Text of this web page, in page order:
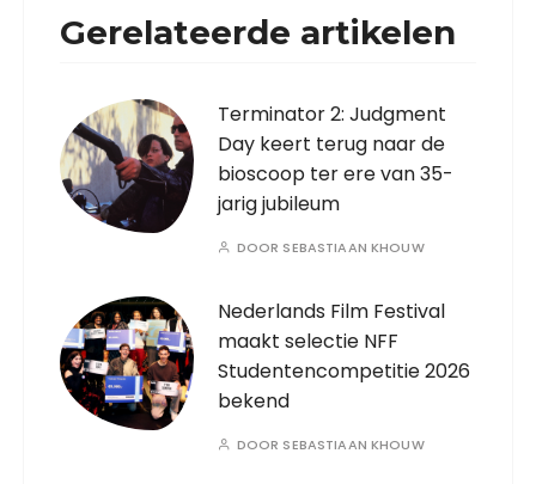
Gerelateerde artikelen
Terminator 2: Judgment
Day keert terug naar de
bioscoop ter ere van 35-
jarig jubileum
DOOR SEBASTIAAN KHOUW
Nederlands Film Festival
maakt selectie NFF
Studentencompetitie 2026
bekend
DOOR SEBASTIAAN KHOUW